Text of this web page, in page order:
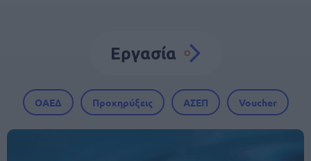
Εργασία
ΟΑΕΔ Προκηρύξεις ΑΣΕΠ Voucher